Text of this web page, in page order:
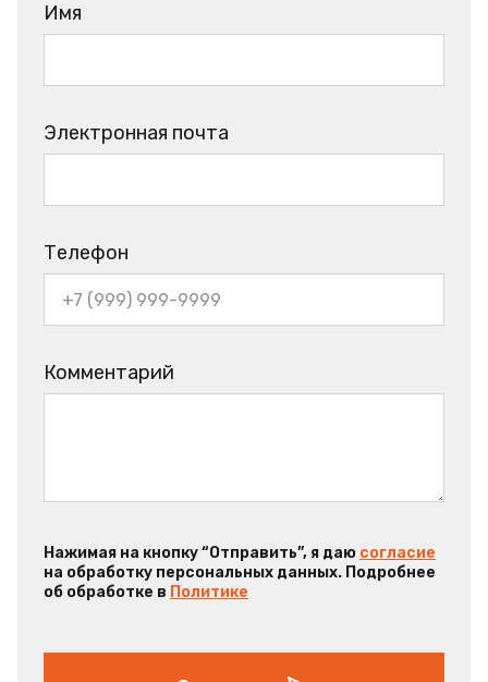
Имя
Электронная почта
Телефон
Комментарий
Нажимая на кнопку “Отправить”, я даю согласие
на обработку персональных данных. Подробнее
об обработке в Политике